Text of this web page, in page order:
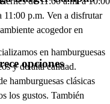
11:00 p.m. Ven a disfrutar
acogedor en
en hamburguesas
y de alta calidad.
hamburguesas clásicas
los gustos. También
opciones